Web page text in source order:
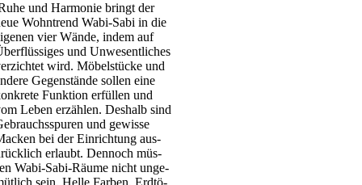
und Har­mo­nie bringt der
Wohn­trend Wabi-Sabi in die
vier Wän­de, indem auf
und Unwe­sent­li­ches
wird. Möbel­stü­cke und
Gegen­stän­de sol­len eine
Funk­ti­on erfül­len und
Leben erzäh­len. Des­halb sind
und gewis­se
bei der Ein­rich­tung aus­
erlaubt. Den­noch müs­
Wabi-Sabi-Räu­­me nicht unge­